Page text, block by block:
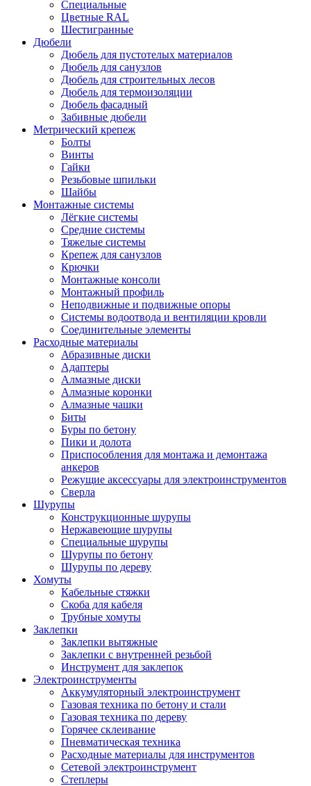
Специальные
Цветные RAL
Шестигранные
Дюбели
Дюбель для пустотелых материалов
Дюбель для санузлов
Дюбель для строительных лесов
Дюбель для термоизоляции
Дюбель фасадный
Забивные дюбели
Метрический крепеж
Болты
Винты
Гайки
Резьбовые шпильки
Шайбы
Монтажные системы
Лёгкие системы
Средние системы
Тяжелые системы
Крепеж для санузлов
Крючки
Монтажные консоли
Монтажный профиль
Неподвижные и подвижные опоры
Системы водоотвода и вентиляции кровли
Соединительные элементы
Расходные материалы
Абразивные диски
Адаптеры
Алмазные диски
Алмазные коронки
Алмазные чашки
Биты
Буры по бетону
Пики и долота
Приспособления для монтажа и демонтажа
анкеров
Режущие аксессуары для электроинструментов
Сверла
Шурупы
Конструкционные шурупы
Нержавеющие шурупы
Специальные шурупы
Шурупы по бетону
Шурупы по дереву
Хомуты
Кабельные стяжки
Скоба для кабеля
Трубные хомуты
Заклепки
Заклепки вытяжные
Заклепки с внутренней резьбой
Инструмент для заклепок
Электроинструменты
Аккумуляторный электроинструмент
Газовая техника по бетону и стали
Газовая техника по дереву
Горячее склеивание
Пневматическая техника
Расходные материалы для инструментов
Сетевой электроинструмент
Степлеры